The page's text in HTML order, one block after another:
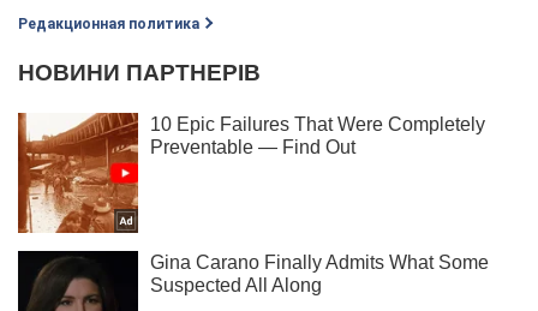
Редакционная политика